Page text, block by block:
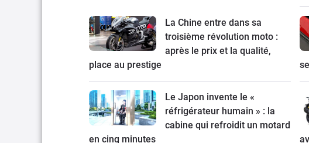
La Chine entre dans sa
troisième révolution moto :
après le prix et la qualité,
place au prestige
Le Japon invente le «
réfrigérateur humain » : la
cabine qui refroidit un motard
en cinq minutes